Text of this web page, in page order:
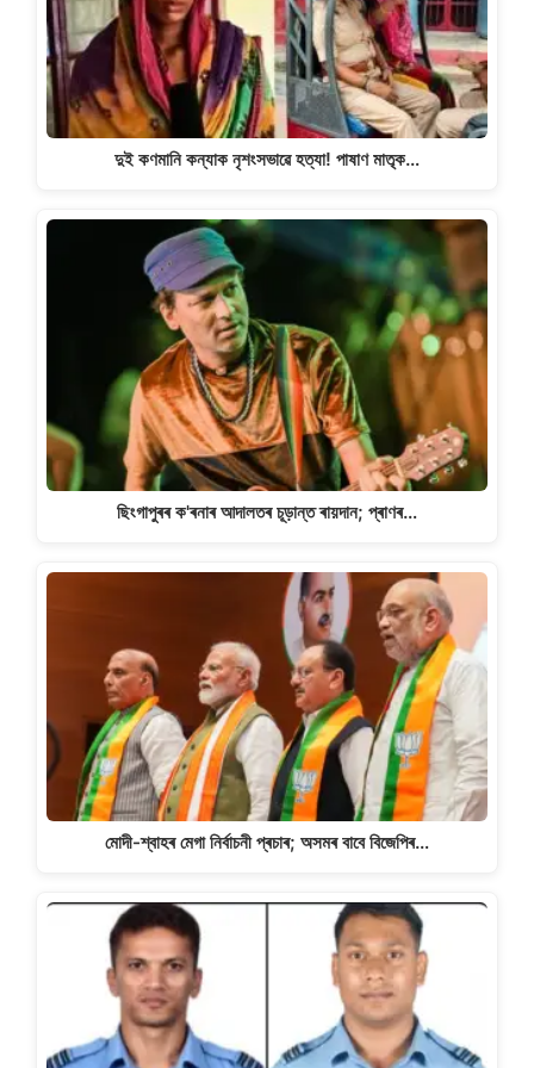
দুই কণমানি কন্যাক নৃশংসভাৱে হত্যা! পাষাণ মাতৃক…
ছিংগাপুৰৰ ক'ৰনাৰ আদালতৰ চূড়ান্ত ৰায়দান; প্ৰাণৰ…
মোদী-শ্বাহৰ মেগা নিৰ্বাচনী প্ৰচাৰ; অসমৰ বাবে বিজেপিৰ…